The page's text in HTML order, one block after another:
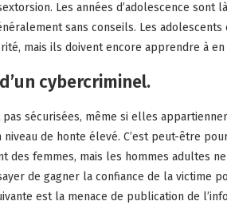
Les années d’adolescence sont
sans conseils. Les
mais ils doivent encore apprendre à
cybercriminel.
sécurisées, même si elles
de honte élevé. C’est peut-être
des femmes, mais les hommes adultes
de gagner la confiance de la victime
est la menace de publication de